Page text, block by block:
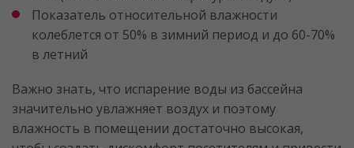
Показатель относительной влажности
колеблется от 50% в зимний период и до 60-70%
в летний
Важно знать, что испарение воды из бассейна
значительно увлажняет воздух и поэтому
влажность в помещении достаточно высокая,